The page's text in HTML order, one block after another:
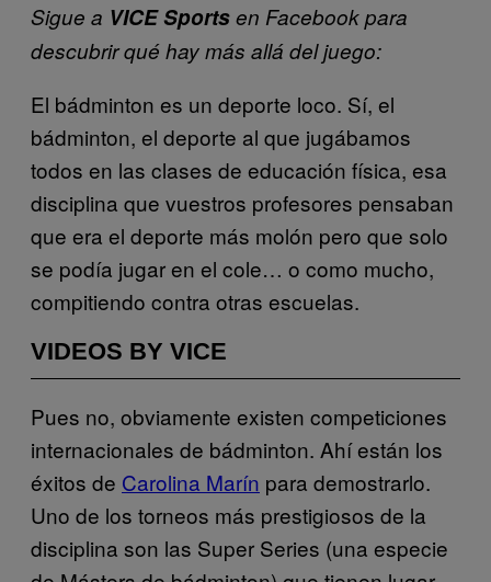
Sigue a VICE Sportsen Facebook para
descubrir qué hay más allá del juego:
El bádminton es un deporte loco. Sí, el
bádminton, el deporte al que jugábamos
todos en las clases de educación física, esa
disciplina que vuestros profesores pensaban
que era el deporte más molón pero que solo
se podía jugar en el cole… o como mucho,
compitiendo contra otras escuelas.
VIDEOS BY VICE
Pues no, obviamente existen competiciones
internacionales de bádminton. Ahí están los
éxitos de Carolina Marín para demostrarlo.
Uno de los torneos más prestigiosos de la
disciplina son las Super Series (una especie